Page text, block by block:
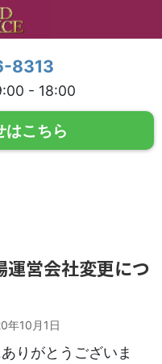
こちら
8313
- 18:00
運営会社変更につ
年10月1日
りがとうございま